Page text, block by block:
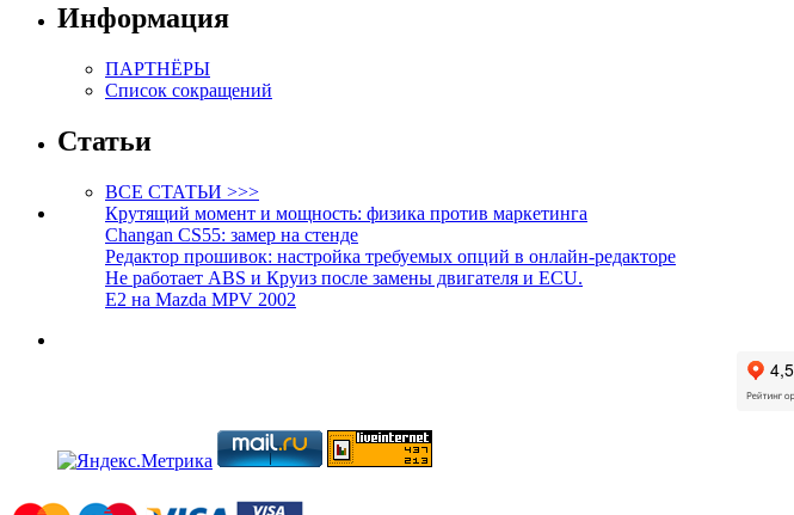
Информация
ПАРТНЁРЫ
Список сокращений
Статьи
ВСЕ СТАТЬИ >>>
Крутящий момент и мощность: физика против маркетинга
Changan CS55: замер на стенде
Редактор прошивок: настройка требуемых опций в онлайн-редакторе
Не работает ABS и Круиз после замены двигателя и ECU.
E2 на Mazda MPV 2002